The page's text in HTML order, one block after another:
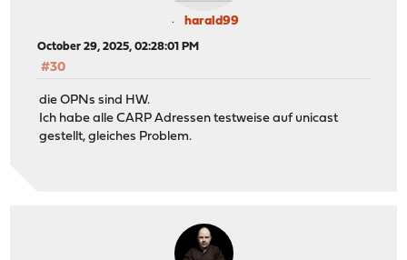
harald99
October 29, 2025, 02:28:01 PM
#30
die OPNs sind HW.
Ich habe alle CARP Adressen testweise auf unicast
gestellt, gleiches Problem.